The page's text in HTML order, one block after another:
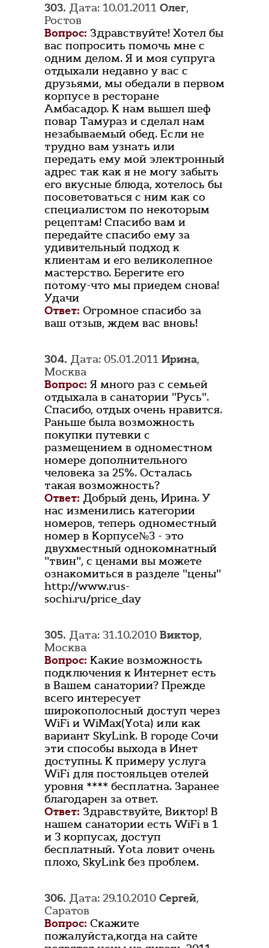
303. Дата: 10.01.2011 Олег,
Ростов
Вопрос: Здравствуйте! Хотел бы
вас попросить помочь мне с
одним делом. Я и моя супруга
отдыхали недавно у вас с
друзьями, мы обедали в первом
корпусе в ресторане
Амбасадор. К нам вышел шеф
повар Тамураз и сделал нам
незабываемый обед. Если не
трудно вам узнать или
передать ему мой электронный
адрес так как я не могу забыть
его вкусные блюда, хотелось бы
посоветоваться с ним как со
специалистом по некоторым
рецептам! Спасибо вам и
передайте спасибо ему за
удивительный подход к
клиентам и его великолепное
мастерство. Берегите его
потому-что мы приедем снова!
Удачи
Ответ: Огромное спасибо за
ваш отзыв, ждем вас вновь!
304. Дата: 05.01.2011 Ирина,
Москва
Вопрос: Я много раз с семьей
отдыхала в санатории "Русь".
Спасибо, отдых очень нравится.
Раньше была возможность
покупки путевки с
размещением в одноместном
номере дополнительного
человека за 25%. Осталась
такая возможность?
Ответ: Добрый день, Ирина. У
нас изменились категории
номеров, теперь одноместный
номер в Корпусе№3 - это
двухместный однокомнатный
"твин", с ценами вы можете
ознакомиться в разделе "цены"
http://www.rus-
sochi.ru/price_day
305. Дата: 31.10.2010 Виктор,
Москва
Вопрос: Какие возможность
подключения к Интернет есть
в Вашем санатории? Прежде
всего интересует
широкополосный доступ через
WiFi и WiMax(Yota) или как
вариант SkyLink. В городе Сочи
эти способы выхода в Инет
доступны. К примеру услуга
WiFi для постояльцев отелей
уровня **** бесплатна. Заранее
благодарен за ответ.
Ответ: Здравствуйте, Виктор! В
нашем санатории есть WiFi в 1
и 3 корпусах, доступ
бесплатный. Yota ловит очень
плохо, SkyLink без проблем.
306. Дата: 29.10.2010 Сергей,
Саратов
Вопрос: Скажите
пожалуйста,когда на сайте